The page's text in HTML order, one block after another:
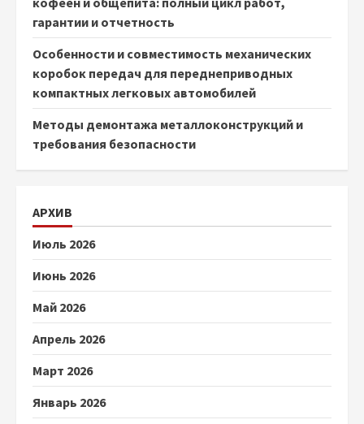
гарантии и отчетность
Особенности и совместимость механических
коробок передач для переднеприводных
компактных легковых автомобилей
Методы демонтажа металлоконструкций и
требования безопасности
АРХИВ
Июль 2026
Июнь 2026
Май 2026
Апрель 2026
Март 2026
Январь 2026